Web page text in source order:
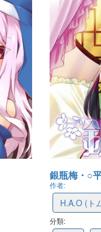
銀瓶梅・○
作者:
H.A.O (ト
分類: